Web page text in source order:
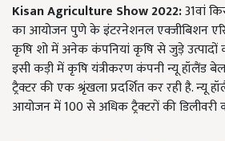
Kisan Agriculture Show 2022:31वां
का आयोजन पुणे के इंटरनेशनल एक्जीबिशन
कृषि शो में अनेक कंपनियां कृषि से जुड़े उत्पादों
इसी कड़ी में कृषि यंत्रीकरण कंपनी न्यू हॉलैंड
ट्रैक्टर की एक श्रृंखला प्रदर्शित कर रही है. न्यू
आयोजन में 100 से अधिक ट्रैक्टरों की डिलीवरी